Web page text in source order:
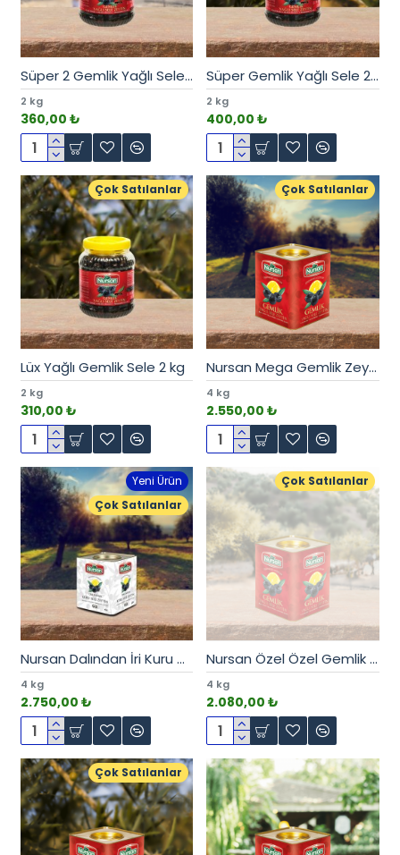
2 kg
Süper 2 Gemlik Yağlı Sele 2 kg
360,00 ₺
2 kg
Süper Gemlik Yağlı Sele 2 kg
400,00 ₺
Çok Satılanlar
2 kg
Lüx Yağlı Gemlik Sele 2 kg
310,00 ₺
Çok Satılanlar
4 kg
Nursan Mega Gemlik Zeytin 4 kg
2.550,00 ₺
Yeni Ürün
Çok Satılanlar
4 kg
Nursan Dalından İri Kuru Gemlik Sele 4 kg
2.750,00 ₺
Çok Satılanlar
4 kg
Nursan Özel Özel Gemlik Zeytin 4 kg
2.080,00 ₺
Çok Satılanlar